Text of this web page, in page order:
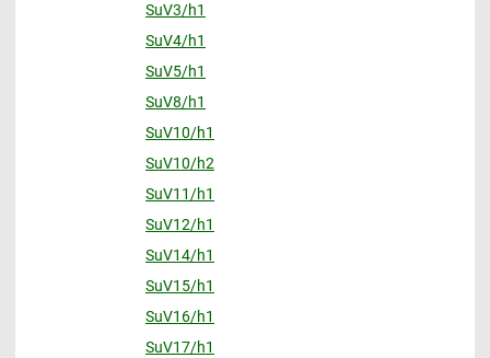
SuV3/h1
SuV4/h1
SuV5/h1
SuV8/h1
SuV10/h1
SuV10/h2
SuV11/h1
SuV12/h1
SuV14/h1
SuV15/h1
SuV16/h1
SuV17/h1